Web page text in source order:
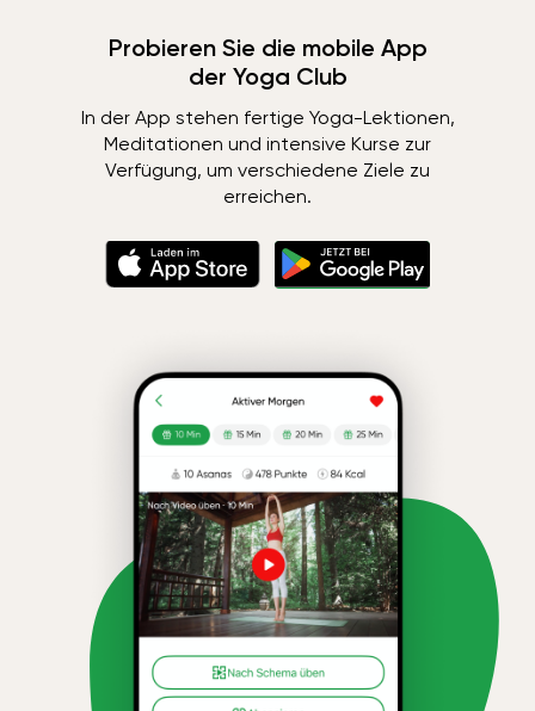
Probieren Sie die mobile App
der Yoga Club
In der App stehen fertige Yoga-Lektionen,
Meditationen und intensive Kurse zur
Verfügung, um verschiedene Ziele zu
erreichen.